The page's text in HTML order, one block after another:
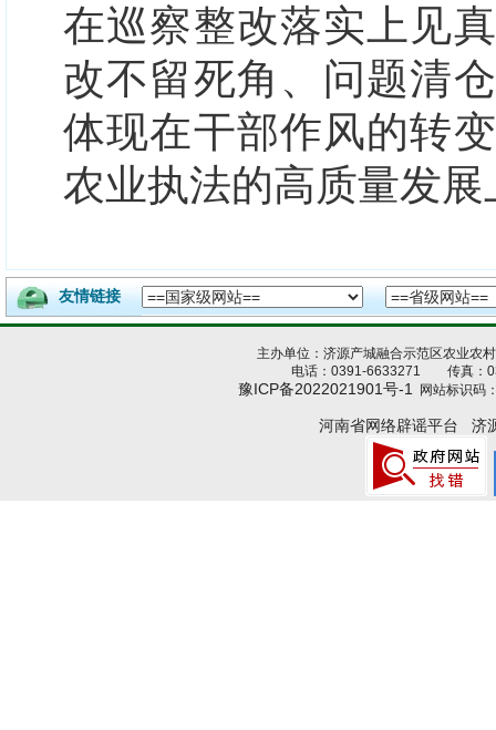
在巡察整改落实上 见
改不留死角、问题清
体现在干部作风的转
农业执法的高质量发展
友情链接
主办单位：济源产城融合示范区农业
电话：0391-6633271 传真：
豫ICP备2022021901号-1 网站标识码
河南省网络辟谣平台 济